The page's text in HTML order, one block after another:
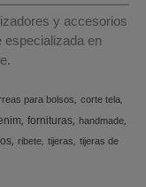
y accesorios
en
para bolsos corte tela
fornituras handmade
ribete tijeras tijeras de